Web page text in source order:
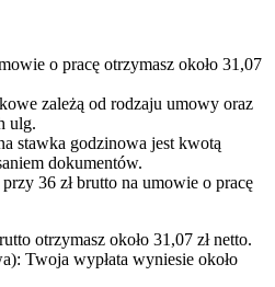
o pracę otrzymasz około 31,07
zależą od rodzaju umowy oraz
ulg.
stawka godzinowa jest kwotą
dokumentów.
36 zł brutto na umowie o pracę
otrzymasz około 31,07 zł netto.
Twoja wypłata wyniesie około